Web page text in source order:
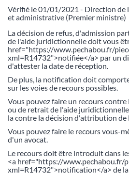
Vérifié le 01/01/2021 - Direction de
et administrative (Premier ministre)
La décision de refus, d'admission
de l'aide juridictionnelle doit vous
href="https://www.pechabou.fr/
xml=R14732">notifiée</a> par un
d'attester la date de réception.
De plus, la notification doit
sur les voies de recours possibles.
Vous pouvez faire un recours contre
ou de retrait de l'aide
la contre la décision d'attribution de
Vous pouvez faire le recours vous-
d'un avocat.
Le recours doit être introduit dans
<a href="https://www.pechabou.fr/
xml=R14732">notification</a> de